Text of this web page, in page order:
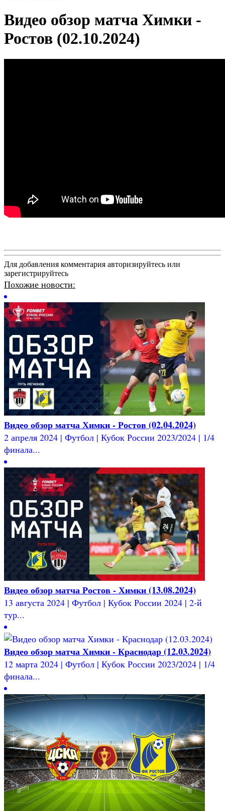
Видео обзор матча Химки -
Ростов (02.10.2024)
Для добавления комментария авторизируйтесь или
зарегистрируйтесь
Похожие новости:
Видео обзор матча Химки - Ростов (02.04.2024)
2 апреля 2024 | Футбол | Кубок России 2023/2024 | 1/4
финала...
Видео обзор матча Ростов - Химки (13.08.2024)
13 августа 2024 | Футбол | Кубок России 2024 | 2-й
тур...
Видео обзор матча Химки - Краснодар (12.03.2024)
12 марта 2024 | Футбол | Кубок России 2023/2024 | 1/4
финала...